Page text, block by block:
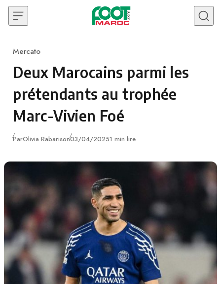
Skip to content
Category
Mercato
Deux Marocains parmi les
prétendants au trophée
Marc-Vivien Foé
ParOlivia RabarisonPublié
03/04/20251 min lire